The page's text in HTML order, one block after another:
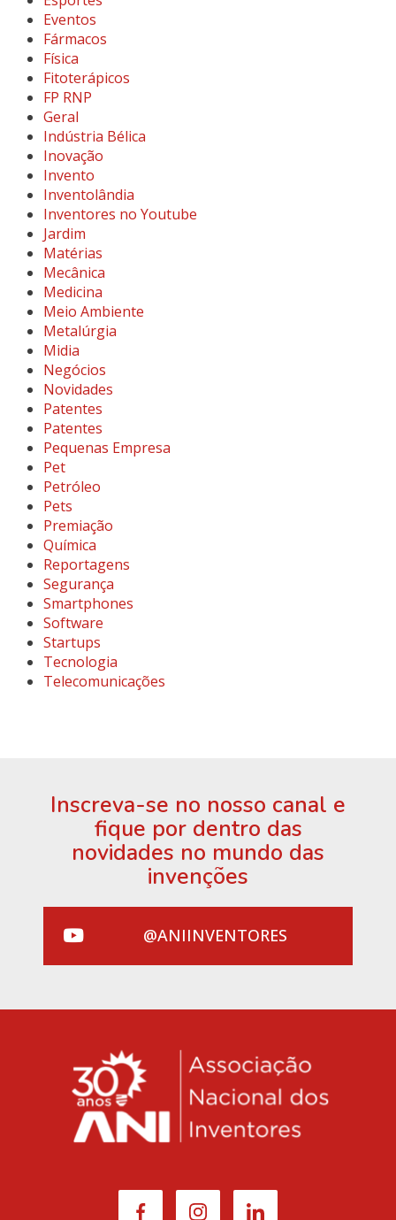
Eventos
Fármacos
Física
Fitoterápicos
FP RNP
Geral
Indústria Bélica
Inovação
Invento
Inventolândia
Inventores no Youtube
Jardim
Matérias
Mecânica
Medicina
Meio Ambiente
Metalúrgia
Midia
Negócios
Novidades
Patentes
Patentes
Pequenas Empresa
Pet
Petróleo
Pets
Premiação
Química
Reportagens
Segurança
Smartphones
Software
Startups
Tecnologia
Telecomunicações
Inscreva-se no nosso canal e
fique por dentro das
novidades no mundo das
invenções
@ANIINVENTORES